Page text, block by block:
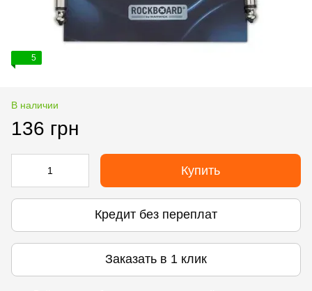
5
В наличии
136 грн
Купить
Кредит без переплат
Заказать в 1 клик